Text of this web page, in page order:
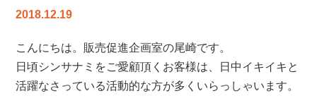
換
扇
編〜）
は
2018.12.19
こんにちは。販売促進企画室の尾崎です。
日頃シンサナミをご愛顧頂くお客様は、日中イキイキと
活躍なさっている活動的な方が多くいらっしゃいます。